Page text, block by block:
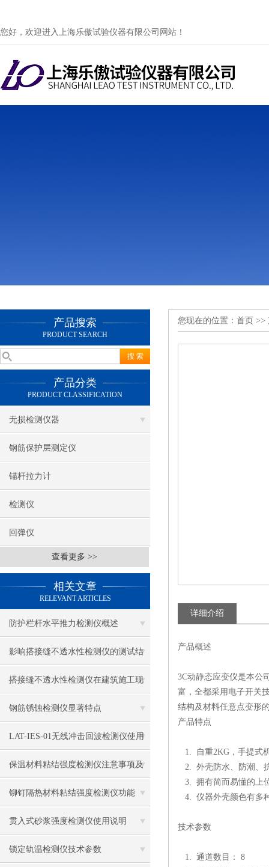
您好，欢迎进入上海乐傲试验仪器有限公司网站！
产品搜索
PRODUCT SEARCH
产品分类
PRODUCT CLASSIFICATION
无损检测仪器
钢筋保护层测定仪
锚杆拉力计
检测仪
回弹仪
查看更多 >>
相关文章
RELEVANT ARTICLES
防护栏杆水平推力检测仪概述
影响搭接缝不透水性检测仪的测试结
果的因素有哪些？
搭接缝不透水性检测仪在建筑施工现
场中的应用
钢筋锈蚀检测仪显著特点
LAT-IES-01无线冲击回波检测仪使用
操作方法
保温材料粘结强度检测仪注意事项及
保养
铆钉隔热材料粘结强度检测仪功能
贯入式砂浆强度检测仪使用说明
锁定轨温检测仪技术参数
您现在的位置： 首页 >>
详细介绍
产品概述
3C动静态应变仪是本公
富，全都采用电子开关
结构及材料任意点变形
产品特点
1. 自重2KG，手提式
2. 外壳防水、防潮、
3. 拥有简而易懂的上
4. 仪器外壳颜色有多
技术参数
1. 通道数目